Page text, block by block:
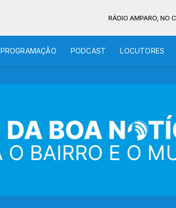
RÁDIO AMPARO, NO
PROGRAMAÇÃO PODCAST LOCUTORES